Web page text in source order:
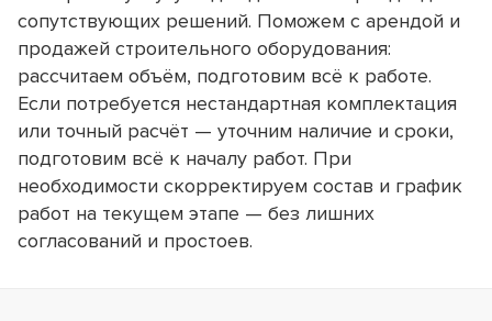
сопутствующих решений. Поможем с арендой и
продажей строительного оборудования:
рассчитаем объём, подготовим всё к работе.
Если потребуется нестандартная комплектация
или точный расчёт — уточним наличие и сроки,
подготовим всё к началу работ. При
необходимости скорректируем состав и график
работ на текущем этапе — без лишних
согласований и простоев.